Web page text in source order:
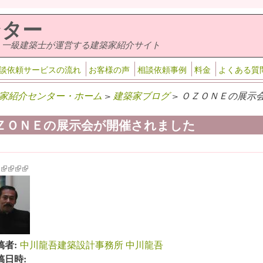
ー
級建築士が運営する建築家紹介サイト
依頼サービスの流れ お客様の声 相談依頼事例 料金 よくある質
紹介センター・ホーム > 建築家ブログ> ＯＺＯＮＥの展示
ＯＮＥの展示会が開催されました
external)
is external)
(link is external)
(link is external)
(link is external)
(link is external)
者: 中川龍吾建築設計事務所 中川龍吾
日時: